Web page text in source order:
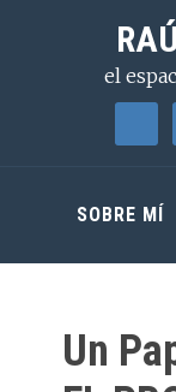
contenidoel
SOBRE MÍ
Un